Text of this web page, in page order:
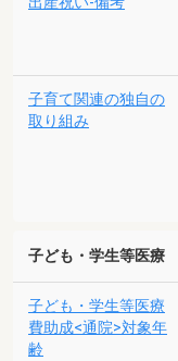
子育て関連の独自の
取り組み
子ども・学生等医療
子ども・学生等医療
費助成<通院>対象年
齢